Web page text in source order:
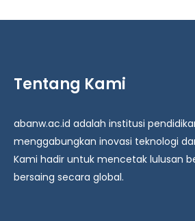
Tentang Kami
abanw.ac.id adalah institusi
menggabungkan inovasi teknologi
Kami hadir untuk mencetak lulusan
bersaing secara global.